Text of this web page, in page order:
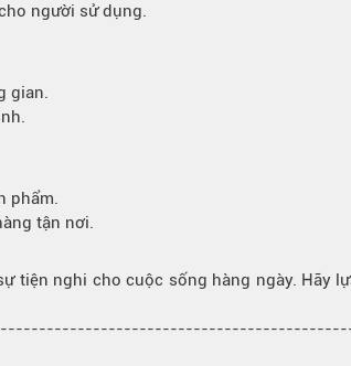
người sử dụng.
gian.
phẩm.
tận nơi.
tiện nghi cho cuộc sống hàng ngày. Hãy